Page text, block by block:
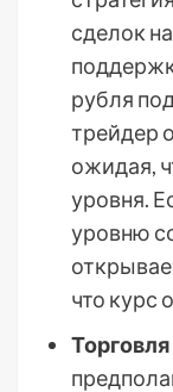
сделок
рубля
трейдер
ожидая,
уровня.
уровню
что курс